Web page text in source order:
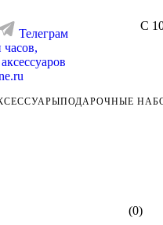
Телеграм
С
ПОДАРОЧНЫЕ
(0)